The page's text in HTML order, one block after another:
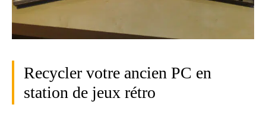
Recycler votre ancien PC en
station de jeux rétro